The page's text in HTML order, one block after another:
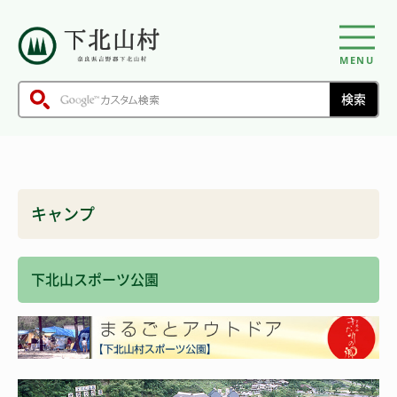
MENU
キャンプ
下北山スポーツ公園